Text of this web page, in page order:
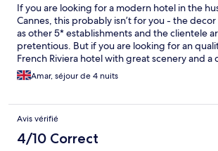
If you are looking for a modern hotel in the
Cannes, this probably isn’t for you - the decor
as other 5* establishments and the clientele
pretentious. But if you are looking for an
French Riviera hotel with great scenery and a
this will be perfect. Hotel is on a road dubbed
- which has stunning hillside views over the
Amar, séjour de 4 nuits
Avis vérifié
4/10 Correct